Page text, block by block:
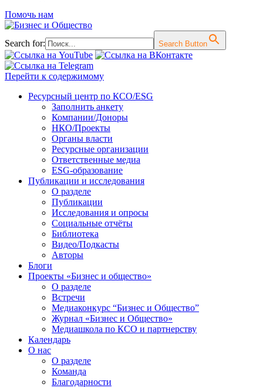
Помочь нам
Search for: Search Button
Перейти к содержимому
Ресурсный центр по КСО/ESG
Заполнить анкету
Компании/Доноры
НКО/Проекты
Органы власти
Ресурсные организации
Ответственные медиа
ESG-образование
Публикации и исследования
О разделе
Публикации
Исследования и опросы
Социальные отчёты
Библиотека
Видео/Подкасты
Авторы
Блоги
Проекты «Бизнес и общество»
О разделе
Встречи
Медиаконкурс “Бизнес и Общество”
Журнал «Бизнес и Общество»
Медиашкола по КСО и партнерству
Календарь
О нас
О разделе
Команда
Благодарности